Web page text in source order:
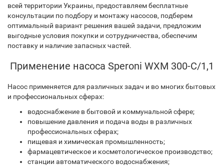
всей территории Украины, предоставляем бесплатные
консультации по подбору и монтажу насосов, подберем
оптимальный вариант решения вашей задачи, предложим
выгодные условия покупки и сотрудничества, обеспечим
поставку и наличие запасных частей.
Применение насоса Speroni WXM 300-C/1,1
Насос применяется для различных задач и во многих бытовых
и профессиональных сферах:
водоснабжение в бытовой и коммунальной сфере;
повышение давления и подача воды в различных
профессиональных сферах;
пищевая и химическая промышленность;
фармацевтическое и косметологическое производство;
станции автоматического водоснабжения;